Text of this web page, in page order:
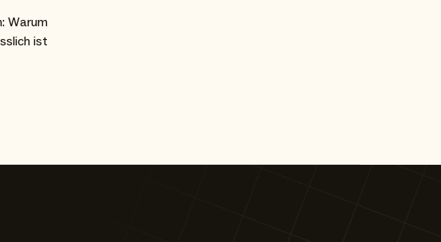
Warum
ist